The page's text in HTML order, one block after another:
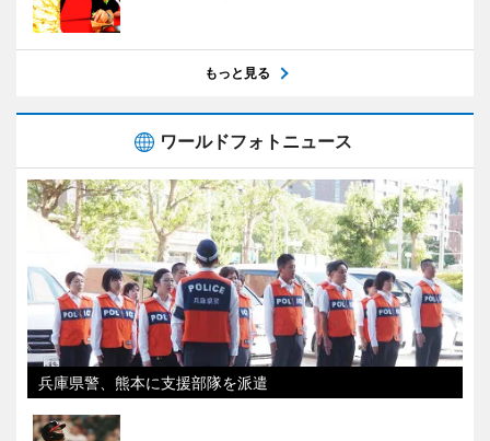
もっと見る
ワールドフォトニュース
兵庫県警、熊本に支援部隊を派遣